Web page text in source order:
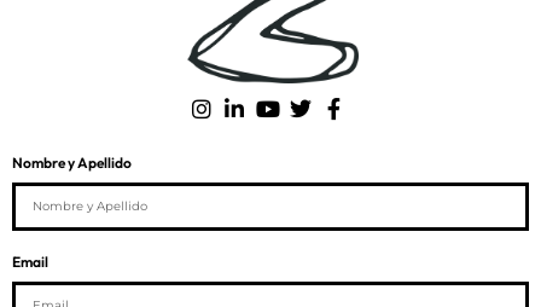
Nombre y Apellido
Email